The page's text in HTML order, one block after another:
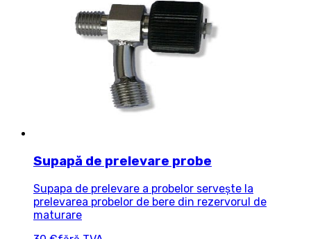
Supapă de prelevare probe
Supapa de prelevare a probelor servește la
prelevarea probelor de bere din rezervorul de
maturare